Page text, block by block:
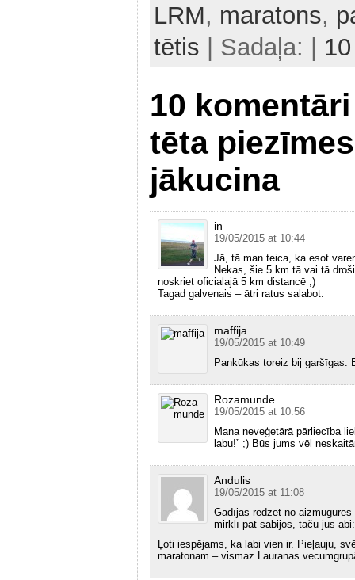
LRM, maratons,
tētis | Sadaļa: |
10
tēta
jākucina
in
19/05/2015 at 10:44
Jā, tā man teica, ka esot
Nekas, šie 5 km tā vai tā
noskriet oficialajā 5 km distancē ;)
Tagad galvenais – ātri ratus salabot.
maffija
19/05/2015 at 10:49
Pankūkas toreiz bij garšīgas.
Rozamunde
19/05/2015 at 10:56
Mana neveģetārā pārliecība
labu!” ;) Būs jums vēl
Andulis
19/05/2015 at 11:08
Gadījās redzēt no
mirklī pat sabijos, taču jūs
Ļoti iespējams, ka labi vien ir. Pieļauju,
maratonam – vismaz Lauranas